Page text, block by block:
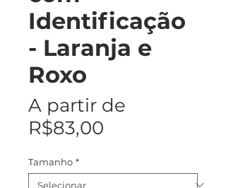
Identificação
- Laranja e
Roxo
A partir de
R$83,00
Tamanho *